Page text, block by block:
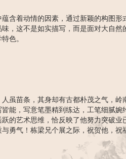
含着动情的因素，通过新颖的构图形
，这不是如实描写，而是面对大自然
色。
虽苗条，其身却有古都朴茂之气，岭
能，写意笔墨精到练达，工笔细腻婉
的艺术思维，恰反映了他努力突破业
勇气！栋梁兄个展之际，祝贺他，祝